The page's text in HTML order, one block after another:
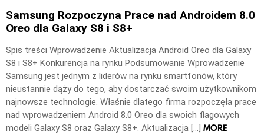
Samsung Rozpoczyna Prace nad Androidem 8.0
Oreo dla Galaxy S8 i S8+
Spis treści Wprowadzenie Aktualizacja Android Oreo dla Galaxy
S8 i S8+ Konkurencja na rynku Podsumowanie Wprowadzenie
Samsung jest jednym z liderów na rynku smartfonów, który
nieustannie dąży do tego, aby dostarczać swoim użytkownikom
najnowsze technologie. Właśnie dlatego firma rozpoczęła prace
nad wprowadzeniem Android 8.0 Oreo dla swoich flagowych
modeli Galaxy S8 oraz Galaxy S8+. Aktualizacja […] MORE